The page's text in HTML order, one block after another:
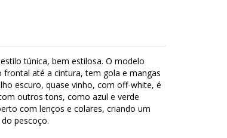
túnica, bem estilosa. O modelo
até a cintura, tem gola e mangas
escuro, quase vinho, com off-white, é
outros tons, como azul e verde
com lenços e colares, criando um
pescoço.